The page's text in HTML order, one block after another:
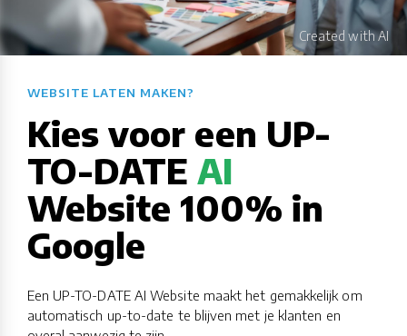
WEBSITE LATEN MAKEN?​​​​​​​​​​​​​​
Kies voor een UP-
TO-DATE AI
Website 100% in
Google
Een UP-TO-DATE AI Website maakt het gemakkelijk om
automatisch up-to-date te blijven met je klanten en